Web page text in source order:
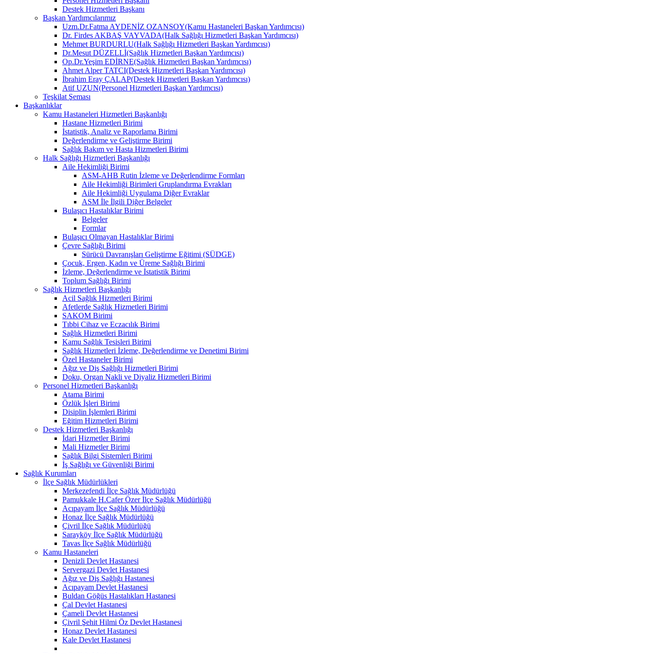
Destek Hizmetleri Başkanı
Başkan Yardımcılarımız
Uzm.Dr.Fatma AYDENİZ OZANSOY(Kamu Hastaneleri Başkan Yardımcısı)
Dr. Firdes AKBAŞ VAYVADA(Halk Sağlığı Hizmetleri Başkan Yardımcısı)
Mehmet BURDURLU(Halk Sağlığı Hizmetleri Başkan Yardımcısı)
Dr.Mesut DÜZELLİ(Sağlık Hizmetleri Başkan Yardımcısı)
Op.Dr.Yeşim EDİRNE(Sağlık Hizmetleri Başkan Yardımcısı)
Ahmet Alper TATCI(Destek Hizmetleri Başkan Yardımcısı)
İbrahim Eray ÇALAP(Destek Hizmetleri Başkan Yardımcısı)
Atif UZUN(Personel Hizmetleri Başkan Yardımcısı)
Teşkilat Şeması
Başkanlıklar
Kamu Hastaneleri Hizmetleri Başkanlığı
Hastane Hizmetleri Birimi
İstatistik, Analiz ve Raporlama Birimi
Değerlendirme ve Geliştirme Birimi
Sağlık Bakım ve Hasta Hizmetleri Birimi
Halk Sağlığı Hizmetleri Başkanlığı
Aile Hekimliği Birimi
ASM-AHB Rutin İzleme ve Değerlendirme Formları
Aile Hekimliği Birimleri Gruplandırma Evrakları
Aile Hekimliği Uygulama Diğer Evraklar
ASM İle İlgili Diğer Belgeler
Bulaşıcı Hastalıklar Birimi
Belgeler
Formlar
Bulaşıcı Olmayan Hastalıklar Birimi
Çevre Sağlığı Birimi
Sürücü Davranışları Geliştirme Eğitimi (SÜDGE)
Çocuk, Ergen, Kadın ve Üreme Sağlığı Birimi
İzleme, Değerlendirme ve İstatistik Birimi
Toplum Sağlığı Birimi
Sağlık Hizmetleri Başkanlığı
Acil Sağlık Hizmetleri Birimi
Afetlerde Sağlık Hizmetleri Birimi
SAKOM Birimi
Tıbbi Cihaz ve Eczacılık Birimi
Sağlık Hizmetleri Birimi
Kamu Sağlık Tesisleri Birimi
Sağlık Hizmetleri İzleme, Değerlendirme ve Denetimi Birimi
Özel Hastaneler Birimi
Ağız ve Diş Sağlığı Hizmetleri Birimi
Doku, Organ Nakli ve Diyaliz Hizmetleri Birimi
Personel Hizmetleri Başkanlığı
Atama Birimi
Özlük İşleri Birimi
Disiplin İşlemleri Birimi
Eğitim Hizmetleri Birimi
Destek Hizmetleri Başkanlığı
İdari Hizmetler Birimi
Mali Hizmetler Birimi
Sağlık Bilgi Sistemleri Birimi
İş Sağlığı ve Güvenliği Birimi
Sağlık Kurumları
İlçe Sağlık Müdürlükleri
Merkezefendi İlçe Sağlık Müdürlüğü
Pamukkale H.Cafer Özer İlçe Sağlık Müdürlüğü
Acıpayam İlçe Sağlık Müdürlüğü
Honaz İlçe Sağlık Müdürlüğü
Çivril İlçe Sağlık Müdürlüğü
Sarayköy İlçe Sağlık Müdürlüğü
Tavas İlçe Sağlık Müdürlüğü
Kamu Hastaneleri
Denizli Devlet Hastanesi
Servergazi Devlet Hastanesi
Ağız ve Diş Sağlığı Hastanesi
Acıpayam Devlet Hastanesi
Buldan Göğüs Hastalıkları Hastanesi
Çal Devlet Hastanesi
Çameli Devlet Hastanesi
Çivril Şehit Hilmi Öz Devlet Hastanesi
Honaz Devlet Hastanesi
Kale Devlet Hastanesi